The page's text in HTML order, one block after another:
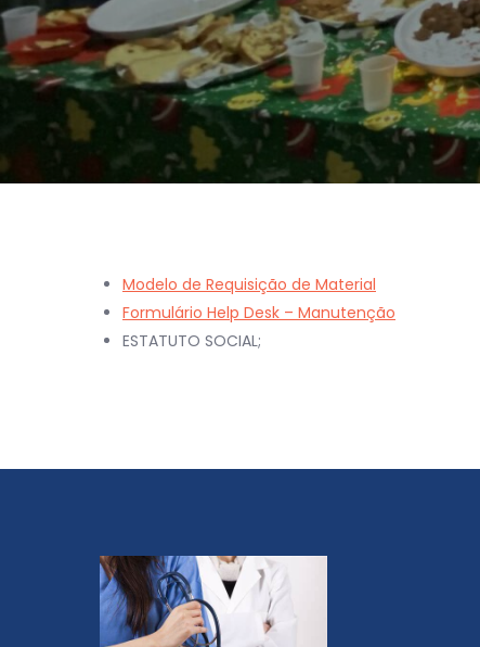
Modelo de Requisição de Material
Formulário Help Desk – Manutenção
ESTATUTO SOCIAL;